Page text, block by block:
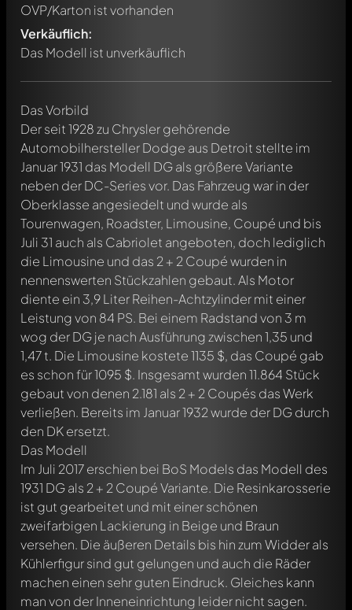
OVP/Karton ist vorhanden
Verkäuflich:
Das Modell ist unverkäuflich
Das Vorbild
Der seit 1928 zu Chrysler gehörende
Automobilhersteller Dodge aus Detroit stellte im
Januar 1931 das Modell DG als größere Variante
neben der DC-Series vor. Das Fahrzeug war in der
Oberklasse angesiedelt und wurde als
Tourenwagen, Roadster, Limousine, Coupé und bis
Juli 31 auch als Cabriolet angeboten, doch lediglich
die Limousine und das 2 + 2 Coupé wurden in
nennenswerten Stückzahlen gebaut. Als Motor
diente ein 3,9 Liter Reihen-Achtzylinder mit einer
Leistung von 84 PS. Bei einem Radstand von 3 m
wog der DG je nach Ausführung zwischen 1,35 und
1,47 t. Die Limousine kostete 1135 $, das Coupé gab
es schon für 1095 $. Insgesamt wurden 11.864 Stück
gebaut von denen 2.181 als 2 + 2 Coupés das Werk
verließen. Bereits im Januar 1932 wurde der DG durch
den DK ersetzt.
Das Modell
Im Juli 2017 erschien bei BoS Models das Modell des
1931 DG als 2 + 2 Coupé Variante. Die Resinkarosserie
ist gut gearbeitet und mit einer schönen
zweifarbigen Lackierung in Beige und Braun
versehen. Die äußeren Details bis hin zum Widder als
Kühlerfigur sind gut gelungen und auch die Räder
machen einen sehr guten Eindruck. Gleiches kann
man von der Inneneinrichtung leider nicht sagen.